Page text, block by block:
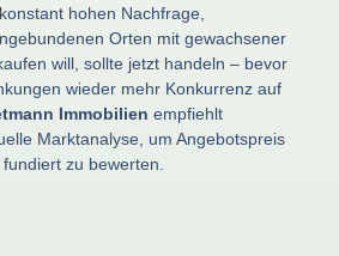
hohen Nachfrage,
Orten mit gewachsener
will, sollte jetzt handeln – bevor
wieder mehr Konkurrenz auf
Immobilien empfiehlt
Marktanalyse, um Angebotspreis
zu bewerten.